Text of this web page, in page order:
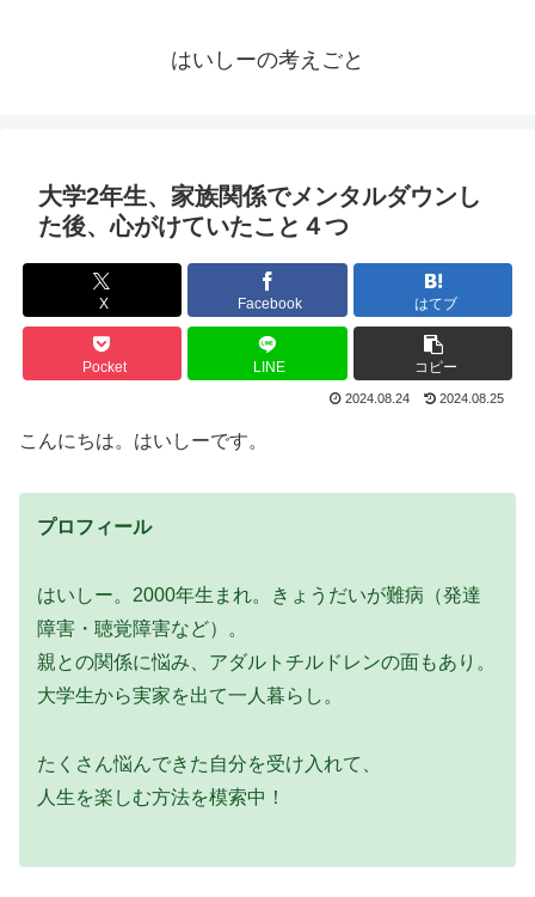
はいしーの考えごと
大学2年生、家族関係でメンタルダウンし
た後、心がけていたこと４つ
X Facebook はてブ
Pocket LINE コピー
2024.08.24 2024.08.25
こんにちは。はいしーです。
プロフィール
はいしー。2000年生まれ。きょうだいが難病（発達
障害・聴覚障害など）。
親との関係に悩み、アダルトチルドレンの面もあり。
大学生から実家を出て一人暮らし。
たくさん悩んできた自分を受け入れて、
人生を楽しむ方法を模索中！